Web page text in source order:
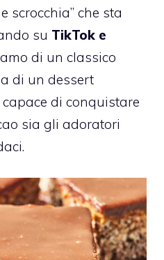
scrocchia” che sta
su TikTok e
di un classico
di un dessert
di conquistare
sia gli adoratori